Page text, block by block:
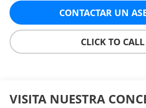
CONTACTAR UN
CLICK TO CALL
VISITA NUESTRA